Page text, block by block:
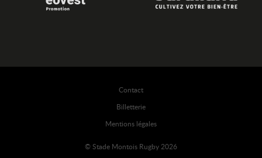
Contact
Billetterie
Mentions légales
© Stade Montois Rugby 2026